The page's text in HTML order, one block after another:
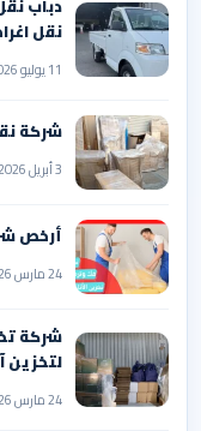
نقل
11 يوليو 2026
شركة
3 أبريل 2026
أرخص
24 مارس 2026
شركة
لتخزين
24 مارس 2026